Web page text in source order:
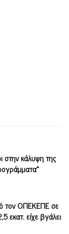
στην κάλυψη της
τον ΟΠΕΚΕΠΕ σε
εκατ. είχε βγάλει